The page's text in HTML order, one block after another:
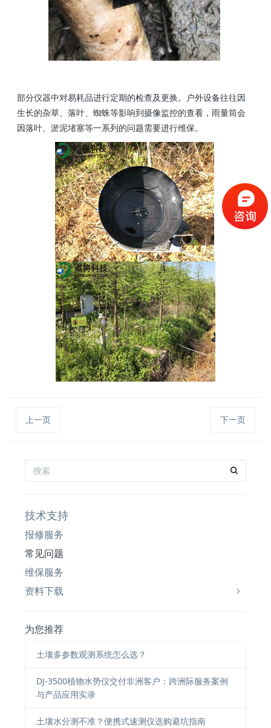
部分仪器中对易耗品进行定期的检查及更换。户外设备往往因
生长的杂草、落叶、蜘蛛等影响到摄像监控的查看，雨量筒会
因落叶、淤泥堵塞等一系列的问题需要进行维保。
上一页 下一页
技术支持
报修服务
常见问题
维保服务
资料下载
为您推荐
土壤多参数观测系统怎么选？
DJ-3500植物水势仪交付非洲客户：跨洲际服务案例
与产品应用实录
土壤水分测不准？便携式速测仪选购避坑指南